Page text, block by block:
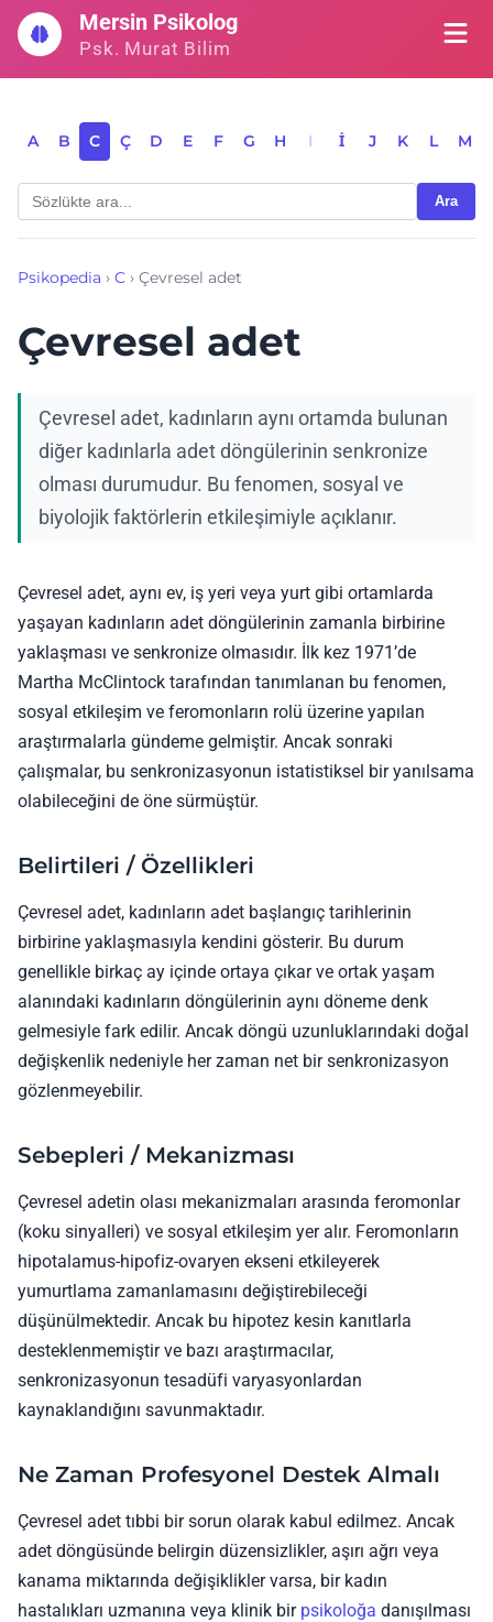
İçeriğe
geç
Mersin Psikolog
Psk. Murat Bilim
A B C Ç D E F G H I İ J K L M
Ara
Psikopedia › C › Çevresel adet
Çevresel adet
Çevresel adet, kadınların aynı ortamda bulunan
diğer kadınlarla adet döngülerinin senkronize
olması durumudur. Bu fenomen, sosyal ve
biyolojik faktörlerin etkileşimiyle açıklanır.
Çevresel adet, aynı ev, iş yeri veya yurt gibi ortamlarda
yaşayan kadınların adet döngülerinin zamanla birbirine
yaklaşması ve senkronize olmasıdır. İlk kez 1971’de
Martha McClintock tarafından tanımlanan bu fenomen,
sosyal etkileşim ve feromonların rolü üzerine yapılan
araştırmalarla gündeme gelmiştir. Ancak sonraki
çalışmalar, bu senkronizasyonun istatistiksel bir yanılsama
olabileceğini de öne sürmüştür.
Belirtileri / Özellikleri
Çevresel adet, kadınların adet başlangıç tarihlerinin
birbirine yaklaşmasıyla kendini gösterir. Bu durum
genellikle birkaç ay içinde ortaya çıkar ve ortak yaşam
alanındaki kadınların döngülerinin aynı döneme denk
gelmesiyle fark edilir. Ancak döngü uzunluklarındaki doğal
değişkenlik nedeniyle her zaman net bir senkronizasyon
gözlenmeyebilir.
Sebepleri / Mekanizması
Çevresel adetin olası mekanizmaları arasında feromonlar
(koku sinyalleri) ve sosyal etkileşim yer alır. Feromonların
hipotalamus-hipofiz-ovaryen ekseni etkileyerek
yumurtlama zamanlamasını değiştirebileceği
düşünülmektedir. Ancak bu hipotez kesin kanıtlarla
desteklenmemiştir ve bazı araştırmacılar,
senkronizasyonun tesadüfi varyasyonlardan
kaynaklandığını savunmaktadır.
Ne Zaman Profesyonel Destek Almalı
Çevresel adet tıbbi bir sorun olarak kabul edilmez. Ancak
adet döngüsünde belirgin düzensizlikler, aşırı ağrı veya
kanama miktarında değişiklikler varsa, bir kadın
hastalıkları uzmanına veya klinik bir psikoloğa danışılması